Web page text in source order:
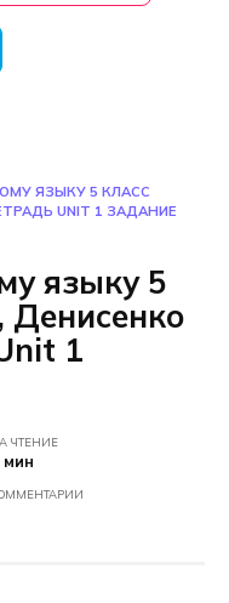
ЯЗЫКУ 5 КЛАСС
UNIT 1 ЗАДАНИЕ
языку 5
Денисенко
1
ЧТЕНИЕ
мин